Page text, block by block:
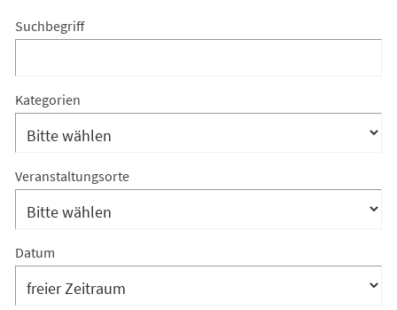
Suchergebnis
Suchergebnis-
Suchbegriff
Suchergebnis-
Filter:
Kategorien
Kategorien
Suchergebnis-
Filter:
Veranstaltungsorte
Veranstaltungsorte
Datum